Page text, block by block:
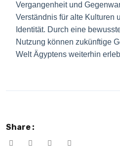
Vergangenheit und
Verständnis für alte Kulturen
Identität. Durch eine
Nutzung können zukünftige
Welt Ägyptens weiterhin
Share :